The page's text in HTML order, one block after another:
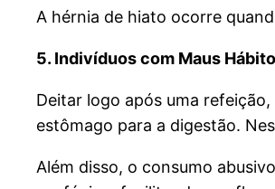
A hérnia de hiato ocorre
5. Indivíduos com Maus
Deitar logo após uma
estômago para a digestão.
Além disso, o consumo